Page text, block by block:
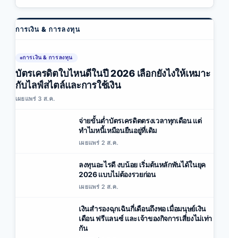
การเงิน & การลงทุน
การเงิน & การลงทุน
บัตรเครดิตใบไหนดีในปี 2026 เลือกยังไงให้เหมาะ
กับไลฟ์สไตล์และการใช้เงิน
เผยแพร่ 3 ส.ค.
จ่ายขั้นต่ำบัตรเครดิตตรงเวลาทุกเดือน แต่
ทำไมหนี้เหมือนยืนอยู่ที่เดิม
เผยแพร่ 2 ส.ค.
ลงทุนอะไรดี งบน้อย เริ่มต้นหลักพันได้ในยุค
2026 แบบไม่ต้องรวยก่อน
เผยแพร่ 2 ส.ค.
เงินสำรองฉุกเฉินกี่เดือนถึงพอ เมื่อมนุษย์เงิน
เดือน ฟรีแลนซ์ และเจ้าของกิจการเสี่ยงไม่เท่า
กัน